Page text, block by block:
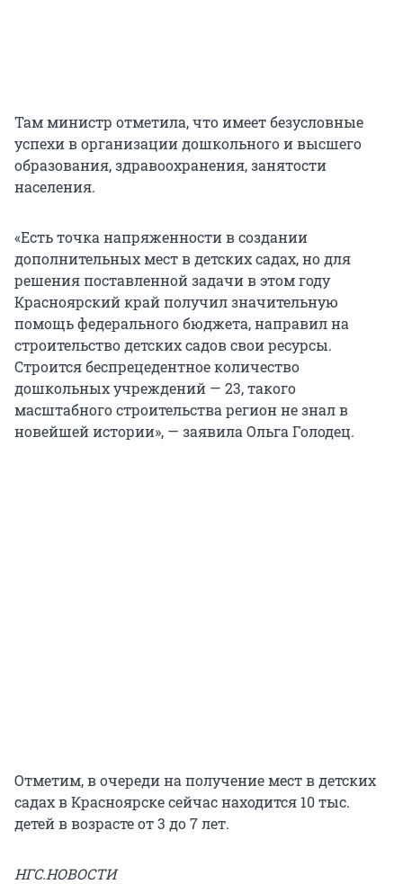
Там министр отметила, что имеет безусловные
успехи в организации дошкольного и высшего
образования, здравоохранения, занятости
населения.
«Есть точка напряженности в создании
дополнительных мест в детских садах, но для
решения поставленной задачи в этом году
Красноярский край получил значительную
помощь федерального бюджета, направил на
строительство детских садов свои ресурсы.
Строится беспрецедентное количество
дошкольных учреждений — 23, такого
масштабного строительства регион не знал в
новейшей истории», — заявила Ольга Голодец.
Отметим, в очереди на получение мест в детских
садах в Красноярске сейчас находится 10 тыс.
детей в возрасте от 3 до 7 лет.
НГС.НОВОСТИ